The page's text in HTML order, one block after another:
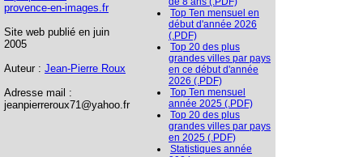
provence-en-images.fr
Site web publié en juin
2005
Auteur : Jean-Pierre Roux
Adresse mail :
jeanpierreroux71@yahoo.fr
Top Ten mensuel en
début d'année 2026
(.PDF)
Top 20 des plus
grandes villes par pays
en ce début d'année
2026 (.PDF)
Top Ten mensuel
année 2025 (.PDF)
Top 20 des plus
grandes villes par pays
en 2025 (.PDF)
Statistiques année